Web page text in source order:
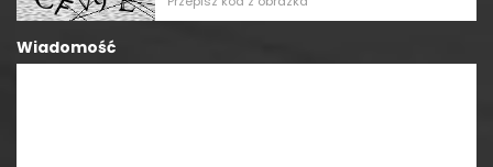
Wiadomość